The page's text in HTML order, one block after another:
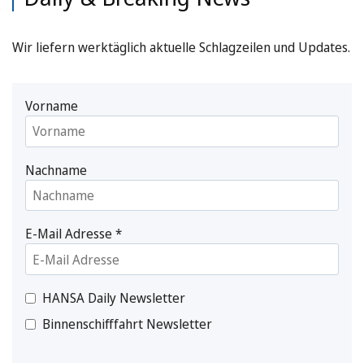
Wir liefern werktäglich aktuelle Schlagzeilen und Updates.
Vorname
Nachname
E-Mail Adresse*
HANSA Daily Newsletter
Binnenschifffahrt Newsletter